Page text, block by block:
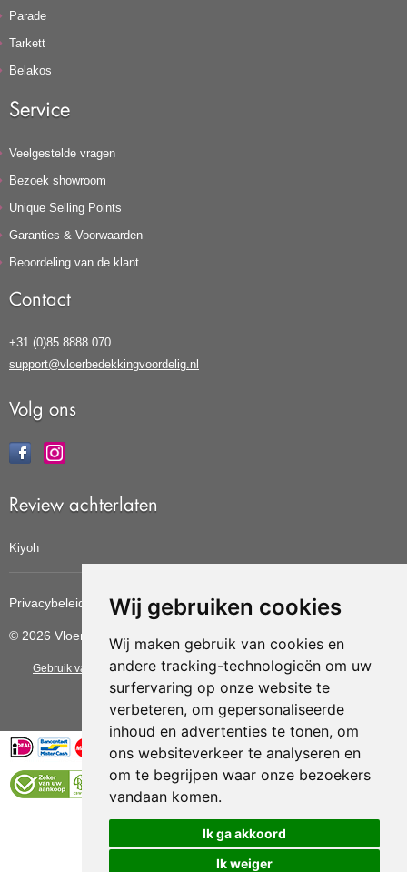
Wij gebruiken cookies
Wij maken gebruik van cookies en
andere tracking-technologieën om uw
surfervaring op onze website te
verbeteren, om gepersonaliseerde
inhoud en advertenties te tonen, om
ons websiteverkeer te analyseren en
om te begrijpen waar onze bezoekers
vandaan komen.
Ik ga akkoord
Ik weiger
Parade
Tarkett
Belakos
Service
Veelgestelde vragen
Bezoek showroom
Unique Selling Points
Garanties & Voorwaarden
Beoordeling van de klant
Contact
+31 (0)85 8888 070
support@vloerbedekkingvoordelig.nl
Volg ons
Review achterlaten
Kiyoh
Privacybeleid Cookiebeleid Update cookies voorkeuren
© 2026 Vloerbedekkingvoordelig
Gebruik van deze site betekent dat u dealgemene voorwaarden van CBW
Vloerenvoordelig.nl is een onderdeel van